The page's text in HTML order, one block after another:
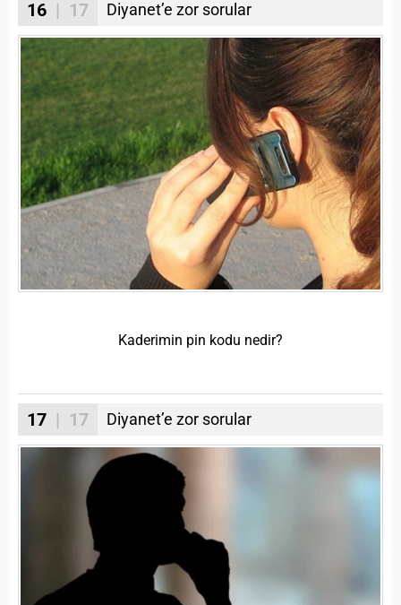
16 | 17 Diyanet’e zor sorular
Kaderimin pin kodu nedir?
17 | 17 Diyanet’e zor sorular